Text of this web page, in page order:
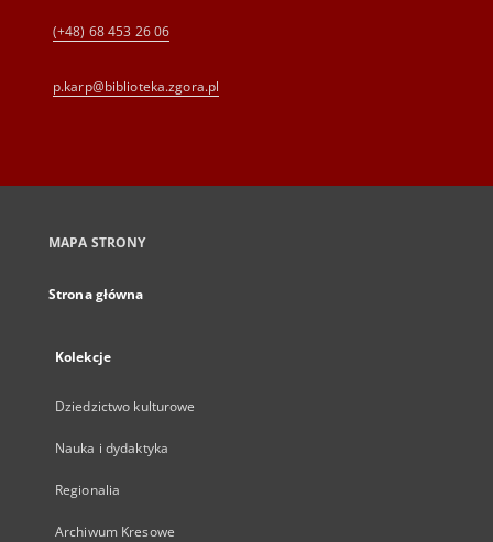
(+48) 68 453 26 06
p.karp@biblioteka.zgora.pl
MAPA STRONY
Strona główna
Kolekcje
Dziedzictwo kulturowe
Nauka i dydaktyka
Regionalia
Archiwum Kresowe